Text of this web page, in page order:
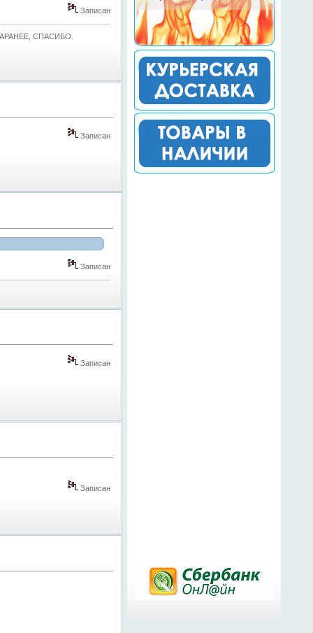
Записан
СПАСИБО.
Записан
Записан
Записан
Записан